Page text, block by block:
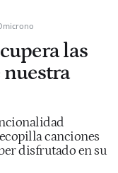
las
nuestra
canciones
disfrutado en su